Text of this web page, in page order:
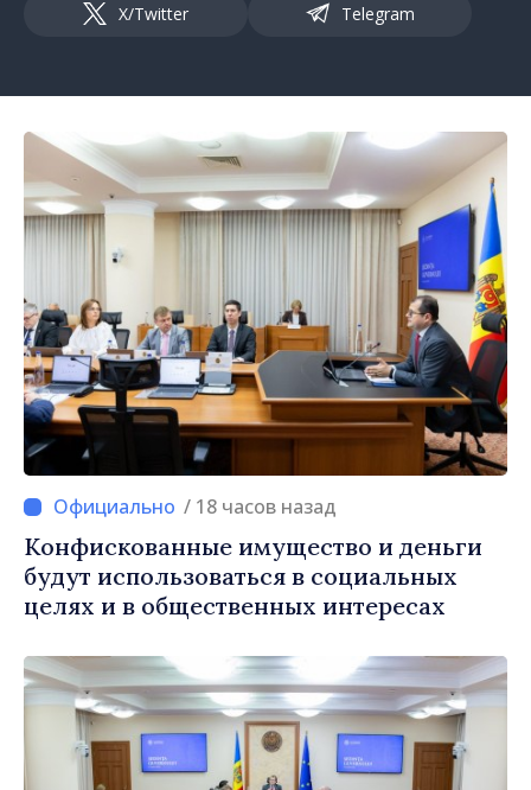
X/Twitter Telegram
/ 18 часов назад
Конфискованные имущество и деньги
будут использоваться в социальных
целях и в общественных интересах